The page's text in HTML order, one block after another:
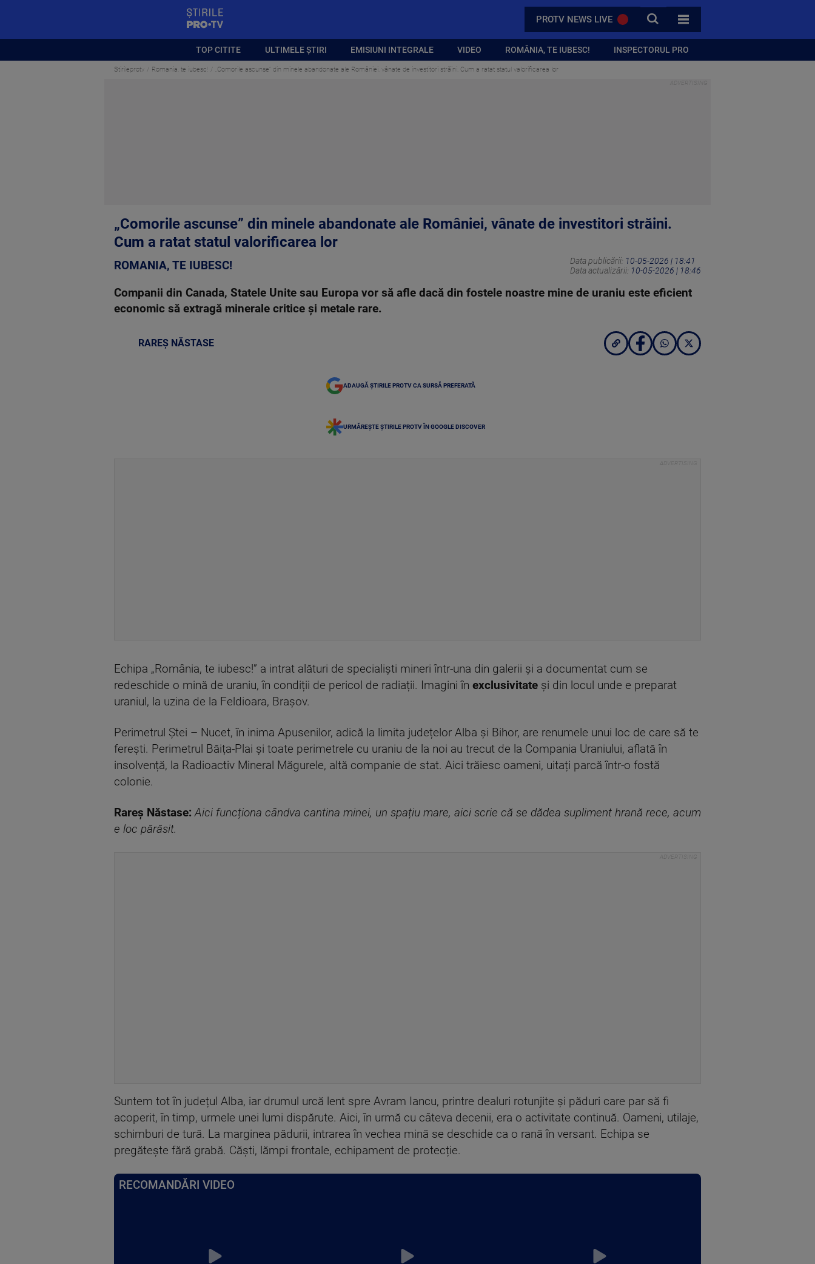
PROTV NEWS LIVE CAUTA
TOATE CATEGORIILE
TOP CITITE ULTIMELE ȘTIRI EMISIUNI INTEGRALE VIDEO ROMÂNIA, TE IUBESC! INSPECTORUL PRO
Stirileprotv Romania, te iubesc! „Comorile ascunse” din minele abandonate ale României, vânate de investitori străini. Cum a ratat statul valorificarea lor
„Comorile ascunse” din minele abandonate ale României, vânate de investitori străini.
Cum a ratat statul valorificarea lor
ROMANIA, TE IUBESC! Data publicării: 10-05-2026 | 18:41
Data actualizării: 10-05-2026 | 18:46
Companii din Canada, Statele Unite sau Europa vor să afle dacă din fostele noastre mine de uraniu este eficient
economic să extragă minerale critice și metale rare.
RAREȘ NĂSTASE
ADAUGĂ ȘTIRILE PROTV CA SURSĂ PREFERATĂ
URMĂREȘTE ȘTIRILE PROTV ÎN GOOGLE DISCOVER
Echipa „România, te iubesc!” a intrat alături de specialiști mineri într-una din galerii și a documentat cum se
redeschide o mină de uraniu, în condiții de pericol de radiații. Imagini în exclusivitate și din locul unde e preparat
uraniul, la uzina de la Feldioara, Brașov.
Perimetrul Ștei – Nucet, în inima Apusenilor, adică la limita județelor Alba și Bihor, are renumele unui loc de care să te
ferești. Perimetrul Băița-Plai și toate perimetrele cu uraniu de la noi au trecut de la Compania Uraniului, aflată în
insolvență, la Radioactiv Mineral Măgurele, altă companie de stat. Aici trăiesc oameni, uitați parcă într-o fostă
colonie.
Rareș Năstase: Aici funcționa cândva cantina minei, un spațiu mare, aici scrie că se dădea supliment hrană rece, acum
e loc părăsit.
Suntem tot în județul Alba, iar drumul urcă lent spre Avram Iancu, printre dealuri rotunjite și păduri care par să fi
acoperit, în timp, urmele unei lumi dispărute. Aici, în urmă cu câteva decenii, era o activitate continuă. Oameni, utilaje,
schimburi de tură. La marginea pădurii, intrarea în vechea mină se deschide ca o rană în versant. Echipa se
pregătește fără grabă. Căști, lămpi frontale, echipament de protecție.
RECOMANDĂRI VIDEO